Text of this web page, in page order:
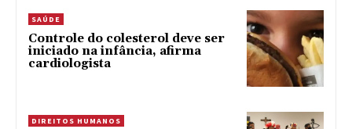
SAÚDE
Controle do colesterol deve ser
iniciado na infância, afirma
cardiologista
DIREITOS HUMANOS